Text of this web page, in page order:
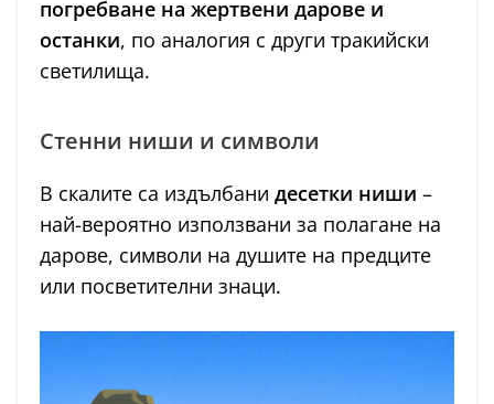
погребване на жертвени дарове и
останки, по аналогия с други тракийски
светилища.
Стенни ниши и символи
В скалите са издълбани десетки ниши –
най-вероятно използвани за полагане на
дарове, символи на душите на предците
или посветителни знаци.